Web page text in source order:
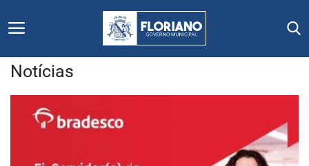
Início
Editais
Notícias